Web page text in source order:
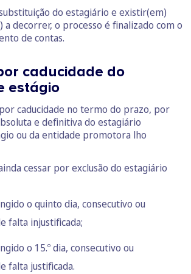
do estagiário e existir(em)
a decorrer, o processo é finalizado com o
de contas.
caducidade do
estágio
caducidade no termo do prazo, por
e definitiva do estagiário
ou da entidade promotora lho
cessar por exclusão do estagiário
o quinto dia, consecutivo ou
falta injustificada;
o 15.º dia, consecutivo ou
falta justificada.